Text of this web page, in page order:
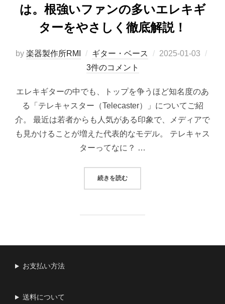
は。根強いファンの多いエレキギ
ターをやさしく徹底解説！
by 楽器製作所RMI ギター・ベース
投
2025-01-03
3件のコメント
エレキギターの中でも、トップを争うほど知名度のあ
る「テレキャスター（Telecaster）」についてご紹
介。 最近は若者からも人気がある印象で、メディアで
も見かけることが増えた代表的なモデル。 テレキャス
ターってなに？ …
続きを読む“【初心者向け】テレキャスターと
お支払い方法
送料について